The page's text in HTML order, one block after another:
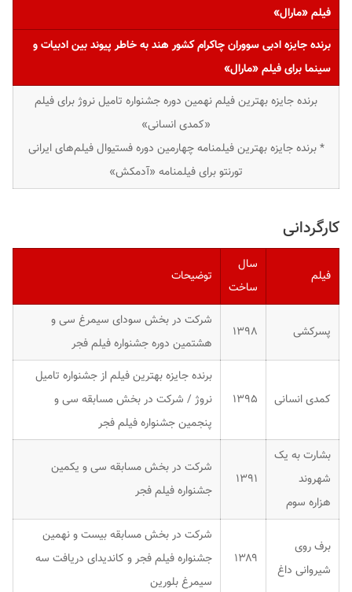
فیلم «مارال»
برنده جایزه ادبی سووران چاکرام کشور هند به خاطر پیوند بین ادبیات و
سینما برای فیلم «مارال»
برنده جایزه بهترین فیلم نهمین دوره جشنواره تامیل نروژ برای فیلم
«کمدی انسانی»
* برنده جایزه بهترین فیلمنامه چهارمین دوره فستیوال فیلم‌های ایرانی
تورنتو برای فیلمنامه «آدمکش»
کارگردانی
فیلم
سال
ساخت
توضیحات
پسرکشی ۱۳۹۸
شرکت در بخش سودای سیمرغ سی و
هشتمین دوره جشنواره فیلم فجر
کمدی انسانی ۱۳۹۵
برنده جایزه بهترین فیلم از جشنواره تامیل
نروژ / شرکت در بخش مسابقه سی و
پنجمین جشنواره فیلم فجر
بشارت به یک
شهروند
هزاره سوم
۱۳۹۱
شرکت در بخش مسابقه سی و یکمین
جشنواره فیلم فجر
برف روی
شیروانی داغ
۱۳۸۹
شرکت در بخش مسابقه بیست و نهمین
جشنواره فیلم فجر و کاندیدای دریافت سه
سیمرغ بلورین